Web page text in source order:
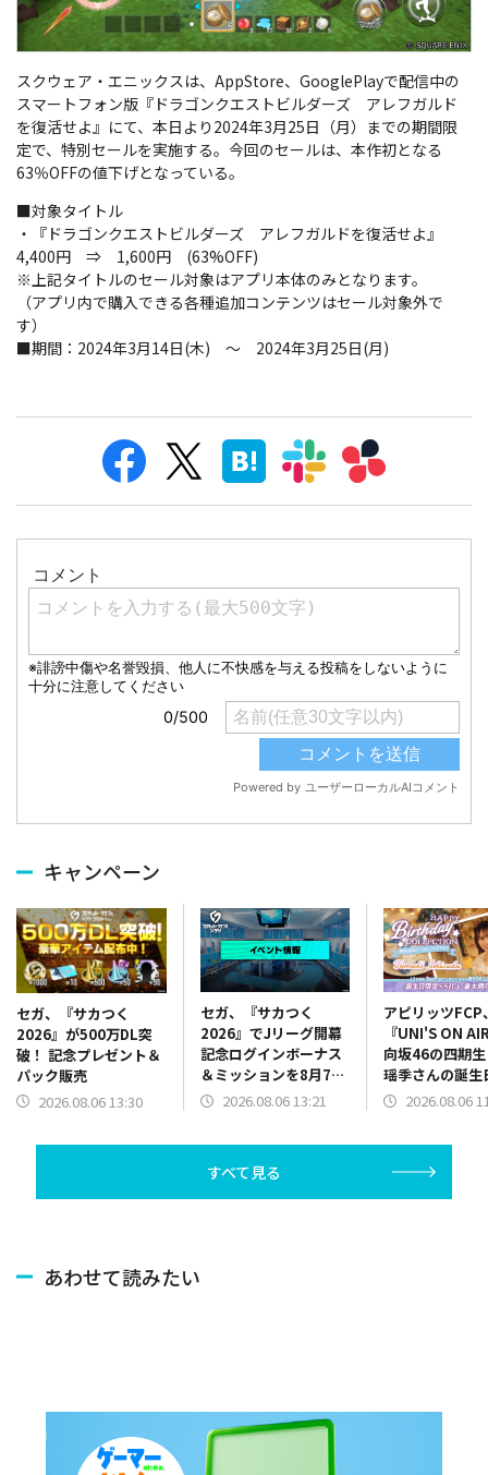
スクウェア・エニックスは、AppStore、GooglePlayで配信中の
スマートフォン版『ドラゴンクエストビルダーズ アレフガルド
を復活せよ』にて、本日より2024年3月25日（月）までの期間限
定で、特別セールを実施する。今回のセールは、本作初となる
63％OFFの値下げとなっている。
■対象タイトル
・『ドラゴンクエストビルダーズ アレフガルドを復活せよ』
4,400円 ⇒ 1,600円 (63%OFF)
※上記タイトルのセール対象はアプリ本体のみとなります。
（アプリ内で購入できる各種追加コンテンツはセール対象外で
す）
■期間：2024年3月14日(木) ～ 2024年3月25日(月)
キャンペーン
セガ、『サカつく
2026』が500万DL突
破！ 記念プレゼント＆
パック販売
2026.08.06 13:30
セガ、『サカつく
2026』でJリーグ開幕
記念ログインボーナス
＆ミッションを8月7日
13時より開催
2026.08.06 13:21
アピリッツFCP
『UNI'S ON
向坂46の四期
瑶季さんの誕生
念した「誕生日
2026.08.06
すべて見る
あわせて読みたい